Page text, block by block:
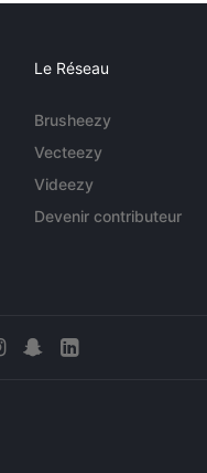
Le Réseau
Brusheezy
Vecteezy
Videezy
Devenir contributeur